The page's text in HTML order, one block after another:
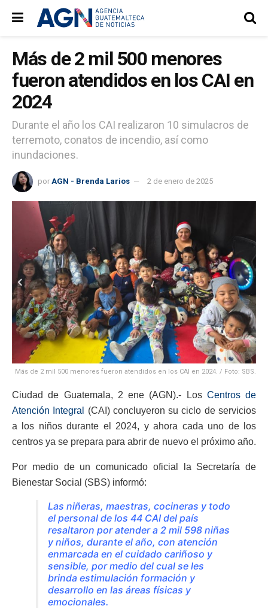
Más de 2 mil 500 menores
fueron atendidos en los CAI en
2024
Durante el año los CAI realizaron 10 simulacros de
terremoto, conatos de incendio, así como
inundaciones.
por AGN - Brenda Larios 2 de enero de 2025
Más de 2 mil 500 menores fueron atendidos en los CAI en 2024. / Foto: SBS.
Ciudad de Guatemala, 2 ene (AGN).- LosCentros de
Atención Integral
(CAI) concluyeron su ciclo de servicios
a los niños durante el 2024, y ahora cada uno de los
centros ya se prepara para abrir de nuevo el próximo año.
Por medio de un comunicado oficial la Secretaría de
Bienestar Social (SBS) informó:
Las niñeras, maestras, cocineras y todo
el personal de los 44 CAI del país
resaltaron por atender a 2 mil 598 niñas
y niños, durante el año, con atención
enmarcada en el cuidado cariñoso y
sensible, por medio del cual se les
brinda estimulación formación y
desarrollo en las áreas físicas y
emocionales.